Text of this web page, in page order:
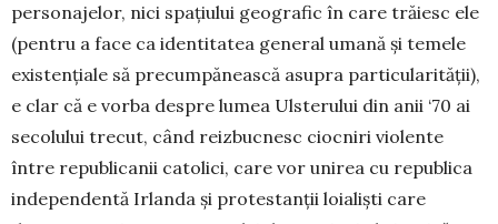
personajelor, nici spațiului geografic în care trăiesc ele
(pentru a face ca iden­titatea general umană și temele
existen­ția­le să precumpănească asupra particula­ri­tății),
e clar că e vorba despre lumea Ulste­rului din anii ‘70 ai
secolului trecut, când re­izbucnesc ciocniri violente
între republi­canii catolici, care vor unirea cu republica
independentă Irlanda și protestanții loialiști care